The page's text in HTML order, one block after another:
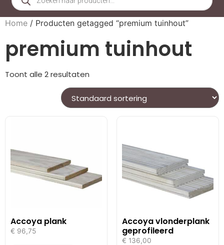
Home / Producten getagged “premium tuinhout”
premium tuinhout
Toont alle 2 resultaten
Accoya plank
€ 96,75
Accoya vlonderplank
geprofileerd
€ 136,00